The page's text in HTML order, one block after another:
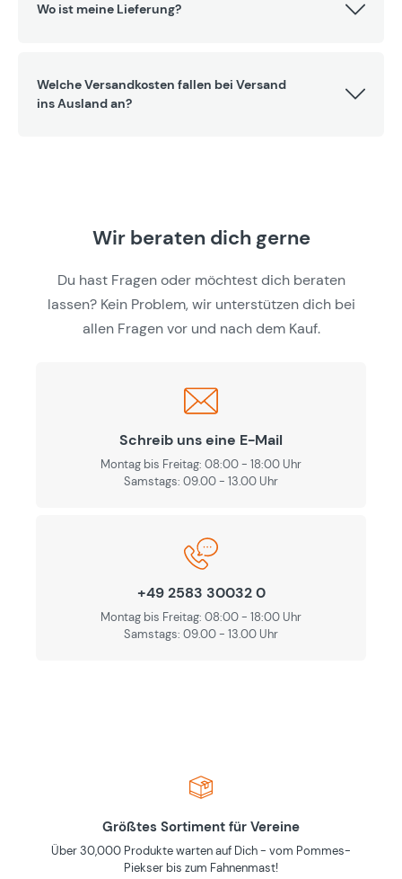
Wo ist meine Lieferung?
Welche Versandkosten fallen bei Versand
ins Ausland an?
Wir beraten dich gerne
Du hast Fragen oder möchtest dich beraten
lassen? Kein Problem, wir unterstützen dich bei
allen Fragen vor und nach dem Kauf.
Schreib uns eine E-Mail
Montag bis Freitag: 08:00 - 18:00 Uhr
Samstags: 09.00 - 13.00 Uhr
+49 2583 30032 0
Montag bis Freitag: 08:00 - 18:00 Uhr
Samstags: 09.00 - 13.00 Uhr
Größtes Sortiment für Vereine
Über 30,000 Produkte warten auf Dich - vom Pommes-
Piekser bis zum Fahnenmast!